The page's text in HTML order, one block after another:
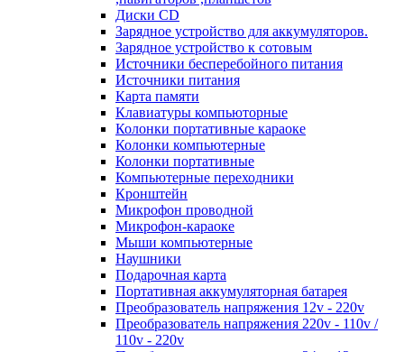
Диски CD
Зарядное устройство для аккумуляторов.
Зарядное устройство к сотовым
Источники бесперебойного питания
Источники питания
Карта памяти
Клавиатуры компьюторные
Колонки портативные караоке
Колонки компьютерные
Колонки портативные
Компьютерные переходники
Кронштейн
Микрофон проводной
Микрофон-караоке
Мыши компьютерные
Наушники
Подарочная карта
Портативная аккумуляторная батарея
Преобразователь напряжения 12v - 220v
Преобразователь напряжения 220v - 110v /
110v - 220v